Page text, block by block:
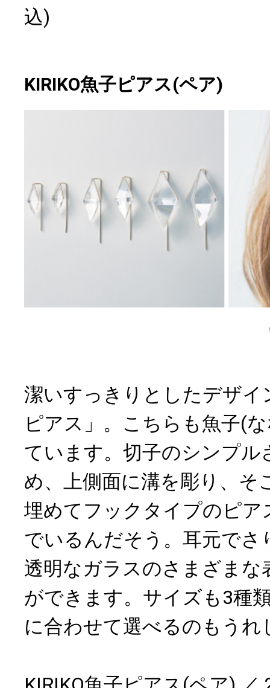
込)
KIRIKO魚子ピアス(ペア)
潔いすっきりとしたデザイ
ピアス」。こちらも魚子(
ています。切子のシンプル
め、上側面に溝を彫り、そ
埋めてフックタイプのピ
でいるんだそう。耳元でさ
透明なガラスのさまざまな
ができます。サイズも3種
に合わせて選べるのもうれ